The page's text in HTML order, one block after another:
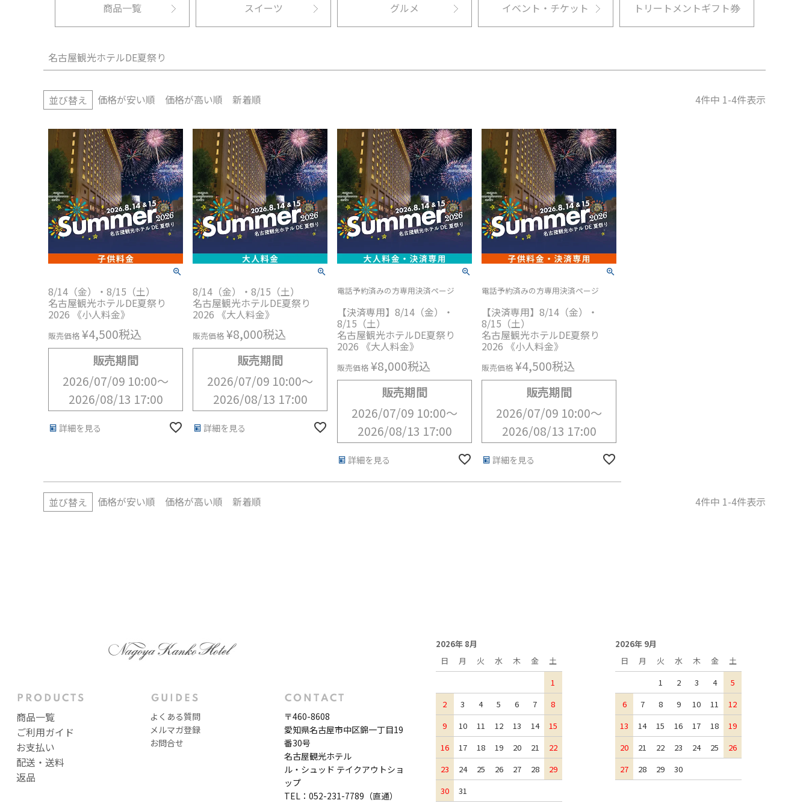
商品一覧 スイーツ グルメ イベント・チケット トリートメントギフト券
名古屋観光ホテルDE夏祭り
検索
並び替え 価格が安い順 価格が高い順 新着順 4件中 1-4件表示
8/14（金）・8/15（土）
名古屋観光ホテルDE夏祭り
2026 《小人料金》
販売価格 ¥4,500税込
販売期間
2026/07/09 10:00〜
2026/08/13 17:00
詳細を見る
8/14（金）・8/15（土）
名古屋観光ホテルDE夏祭り
2026 《大人料金》
販売価格 ¥8,000税込
販売期間
2026/07/09 10:00〜
2026/08/13 17:00
詳細を見る
電話予約済みの方専用決済ページ
【決済専用】8/14（金）・
8/15（土）
名古屋観光ホテルDE夏祭り
2026 《大人料金》
販売価格 ¥8,000税込
販売期間
2026/07/09 10:00〜
2026/08/13 17:00
詳細を見る
電話予約済みの方専用決済ページ
【決済専用】8/14（金）・
8/15（土）
名古屋観光ホテルDE夏祭り
2026 《小人料金》
販売価格 ¥4,500税込
販売期間
2026/07/09 10:00〜
2026/08/13 17:00
詳細を見る
並び替え 価格が安い順 価格が高い順 新着順 4件中 1-4件表示
商品一覧
ご利用ガイド
お支払い
配送・送料
返品
よくある質問
メルマガ登録
お問合せ
〒460-8608
愛知県名古屋市中区錦一丁目19
番30号
名古屋観光ホテル
ル・シュッド テイクアウトショ
ップ
TEL：052-231-7789（直通）
2026年 8月
日
月 火 水 木 金
土
1
2
3 4 5 6 7
8
9
10 11 12 13 14
15
16
17 18 19 20 21
22
23
24 25 26 27 28
29
30
31
2026年 9月
日
月 火 水 木 金
土
1
2 3 4
5
6
7 8 9 10 11
12
13
14 15 16 17 18
19
20
21 22 23 24 25
26
27
28 29 30